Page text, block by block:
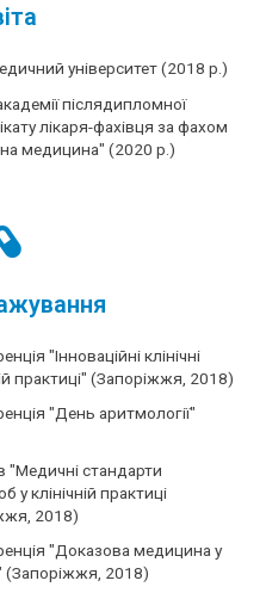
університет (2018 р.)
післядипломної
лікаря-фахівця за фахом
медицина" (2020 р.)
"Інноваційні клінічні
практиці" (Запоріжжя, 2018)
"День аритмології"
"Медичні стандарти
у клінічній практиці
2018)
"Доказова медицина у
(Запоріжжя, 2018)